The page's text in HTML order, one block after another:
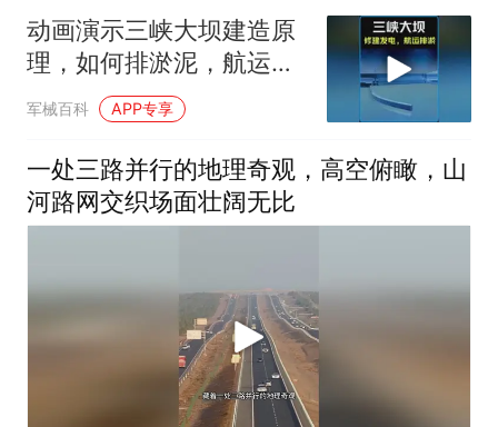
动画演示三峡大坝建造原
理，如何排淤泥，航运，
发电？ #科普知识
军械百科 APP专享
一处三路并行的地理奇观，高空俯瞰，山
河路网交织场面壮阔无比